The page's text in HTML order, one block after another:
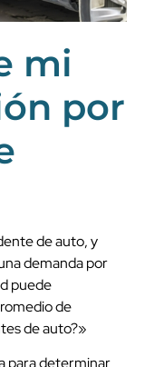
mi
por
de auto, y
demanda por
puede
de
de auto?»
para determinar